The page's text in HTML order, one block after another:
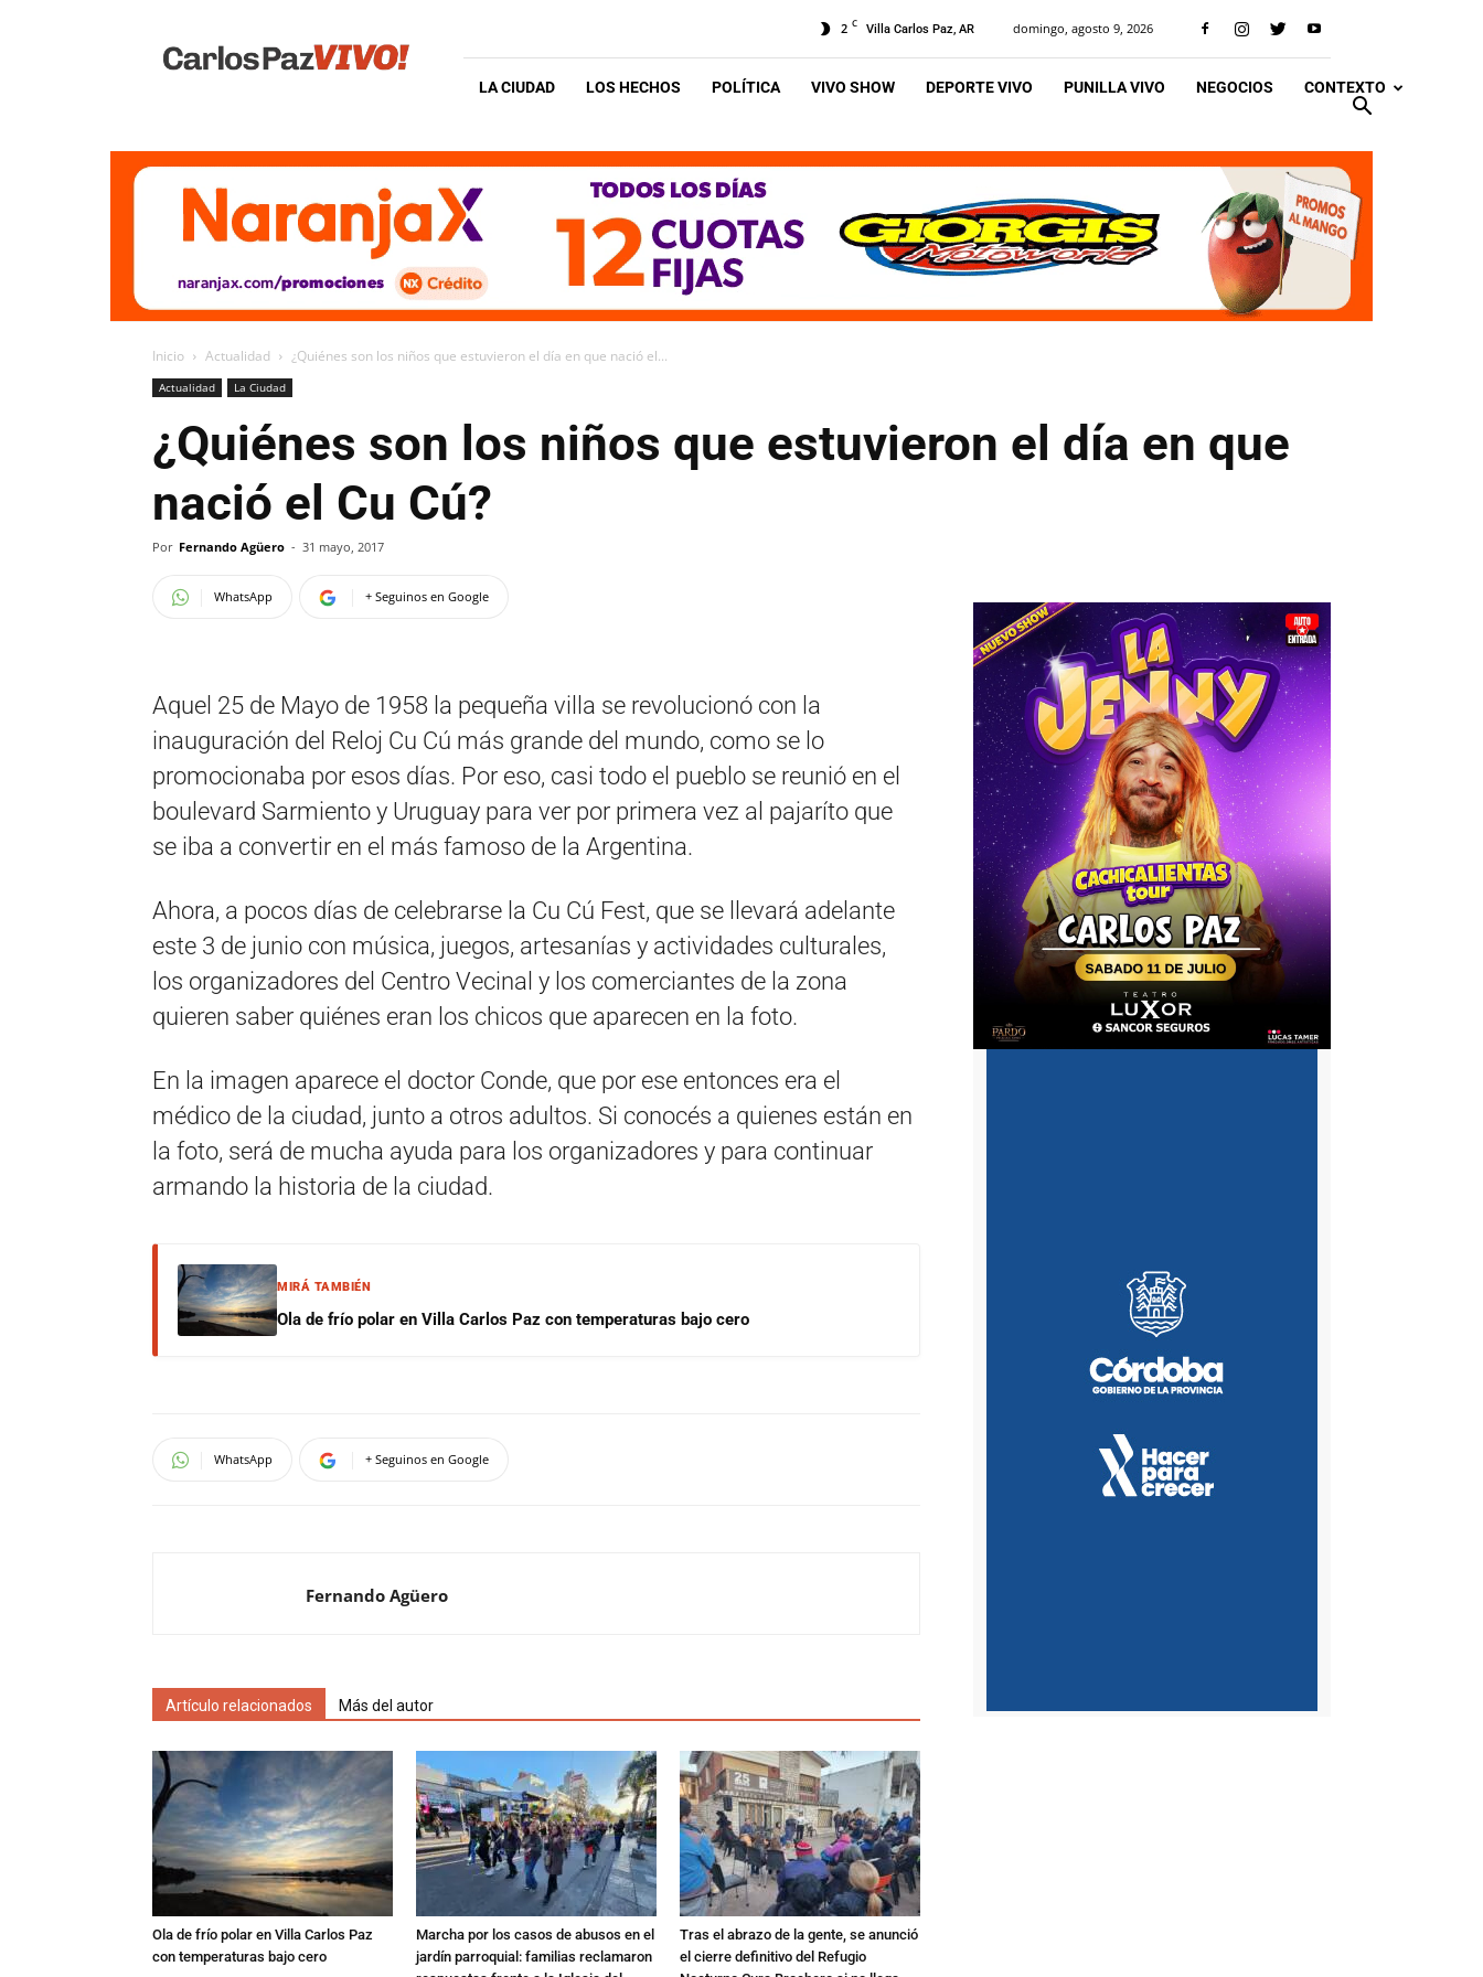
Vivo
2 C Villa Carlos Paz, AR domingo, agosto 9, 2026
LA CIUDAD LOS HECHOS POLÍTICA VIVO SHOW DEPORTE VIVO PUNILLA VIVO NEGOCIOS CONTEXTO
Inicio Actualidad ¿Quiénes son los niños que estuvieron el día en que nació el...
Actualidad La Ciudad
¿Quiénes son los niños que estuvieron el día en que
nació el Cu Cú?
Por Fernando Agüero - 31 mayo, 2017
WhatsApp + Seguinos en Google
Aquel 25 de Mayo de 1958 la pequeña villa se revolucionó con la
inauguración del Reloj Cu Cú más grande del mundo, como se lo
promocionaba por esos días. Por eso, casi todo el pueblo se reunió en el
boulevard Sarmiento y Uruguay para ver por primera vez al pajaríto que
se iba a convertir en el más famoso de la Argentina.
Ahora, a pocos días de celebrarse la Cu Cú Fest, que se llevará adelante
este 3 de junio con música, juegos, artesanías y actividades culturales,
los organizadores del Centro Vecinal y los comerciantes de la zona
quieren saber quiénes eran los chicos que aparecen en la foto.
En la imagen aparece el doctor Conde, que por ese entonces era el
médico de la ciudad, junto a otros adultos. Si conocés a quienes están en
la foto, será de mucha ayuda para los organizadores y para continuar
armando la historia de la ciudad.
MIRÁ TAMBIÉN
Ola de frío polar en Villa Carlos Paz con temperaturas bajo cero
WhatsApp + Seguinos en Google
Fernando Agüero
Artículo relacionados Más del autor
Ola de frío polar en Villa Carlos Paz
con temperaturas bajo cero
Marcha por los casos de abusos en el
jardín parroquial: familias reclamaron
Tras el abrazo de la gente, se anunció
el cierre definitivo del Refugio